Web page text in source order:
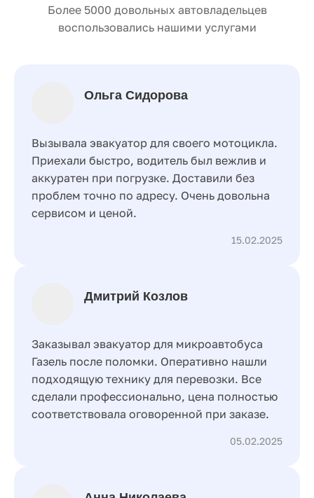
Более 5000 довольных автовладельцев
воспользовались нашими услугами
Ольга Сидорова
Вызывала эвакуатор для своего мотоцикла.
Приехали быстро, водитель был вежлив и
аккуратен при погрузке. Доставили без
проблем точно по адресу. Очень довольна
сервисом и ценой.
15.02.2025
Дмитрий Козлов
Заказывал эвакуатор для микроавтобуса
Газель после поломки. Оперативно нашли
подходящую технику для перевозки. Все
сделали профессионально, цена полностью
соответствовала оговоренной при заказе.
05.02.2025